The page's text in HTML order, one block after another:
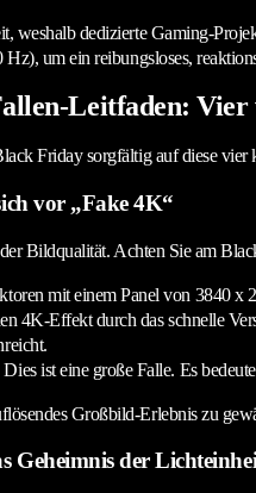
weshalb dedizierte Gaming-
um ein reibungsloses,
Leitfaden:
Friday sorgfältig auf diese
vor „Fake 4K“
Bildqualität. Achten Sie am
mit einem Panel von 3840 x
4K-Effekt durch das schnelle
Dies ist eine große Falle. Es
Großbild-Erlebnis zu
Geheimnis der